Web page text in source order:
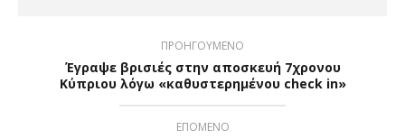
ΠΡΟΗΓΟΥΜΕΝΟ
Έγραψε βρισιές στην αποσκευή 7χρονου
Κύπριου λόγω «καθυστερημένου check in»
ΕΠΟΜΕΝΟ